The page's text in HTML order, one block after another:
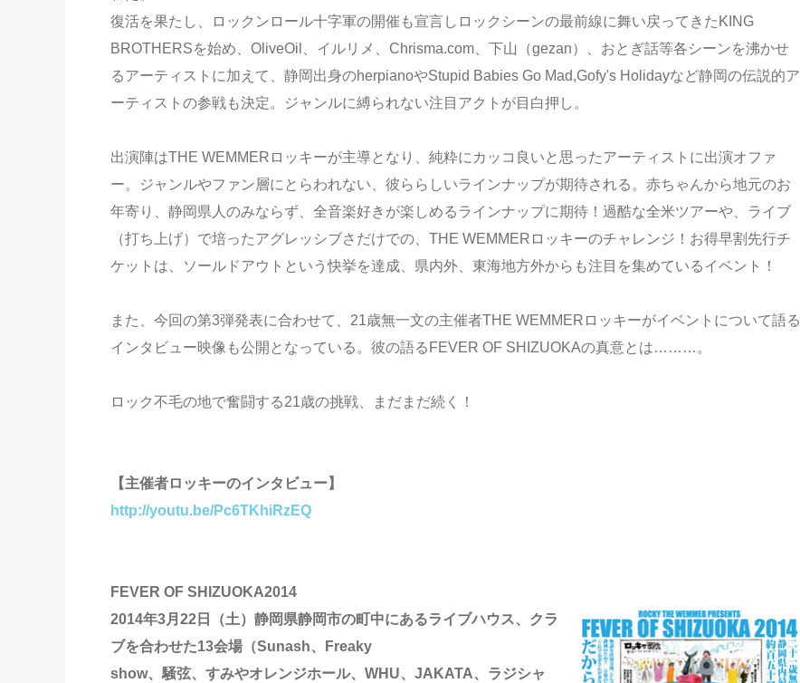
復活を果たし、ロックンロール十字軍の開催も宣言しロックシーンの最前線に舞い戻ってきたKING
BROTHERSを始め、OliveOil、イルリメ、Chrisma.com、下山（gezan）、おとぎ話等各シーンを沸かせ
るアーティストに加えて、静岡出身のherpianoやStupid Babies Go Mad,Gofy's Holidayなど静岡の伝説的ア
ーティストの参戦も決定。ジャンルに縛られない注目アクトが目白押し。
出演陣はTHE WEMMERロッキーが主導となり、純粋にカッコ良いと思ったアーティストに出演オファ
ー。ジャンルやファン層にとらわれない、彼ららしいラインナップが期待される。赤ちゃんから地元のお
年寄り、静岡県人のみならず、全音楽好きが楽しめるラインナップに期待！過酷な全米ツアーや、ライブ
（打ち上げ）で培ったアグレッシブさだけでの、THE WEMMERロッキーのチャレンジ！お得早割先行チ
ケットは、ソールドアウトという快挙を達成、県内外、東海地方外からも注目を集めているイベント！
また、今回の第3弾発表に合わせて、21歳無一文の主催者THE WEMMERロッキーがイベントについて語る
インタビュー映像も公開となっている。彼の語るFEVER OF SHIZUOKAの真意とは………。
ロック不毛の地で奮闘する21歳の挑戦、まだまだ続く！
【主催者ロッキーのインタビュー】
http://youtu.be/Pc6TKhiRzEQ
FEVER OF SHIZUOKA2014
2014年3月22日（土）静岡県静岡市の町中にあるライブハウス、クラ
ブを合わせた13会場（Sunash、Freaky
show、騒弦、すみやオレンジホール、WHU、JAKATA、ラジシャ